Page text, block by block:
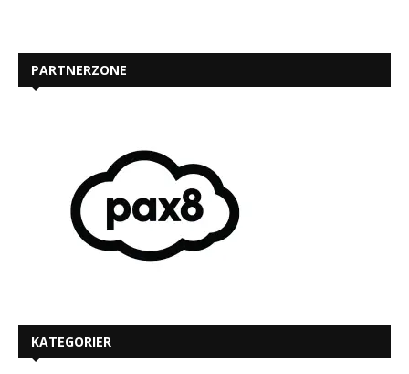
PARTNERZONE
KATEGORIER